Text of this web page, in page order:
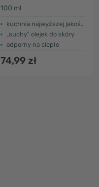
100 ml
kuchnia najwyższej jakości
„suchy" olejek do skóry
odporny na ciepło
74,99 zł